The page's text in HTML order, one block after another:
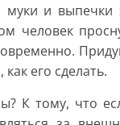
муки и выпечки
человек
его сделать.
К тому, что